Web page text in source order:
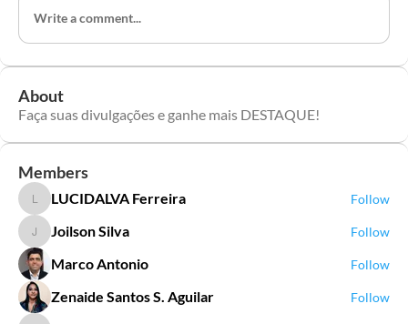
Write a comment...
About
Faça suas divulgações e ganhe mais DESTAQUE!
Members
LUCIDALVA Ferreira
LUCIDALVA Ferreira Follow
Joilson Silva
Joilson Silva Follow
Marco Antonio Follow
Zenaide Santos S. Aguilar Follow